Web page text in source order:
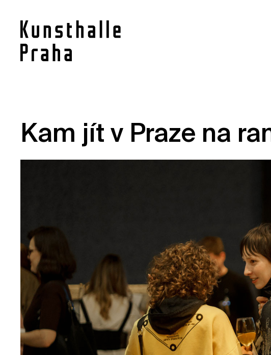
Novinky
Kam jít v Praze na